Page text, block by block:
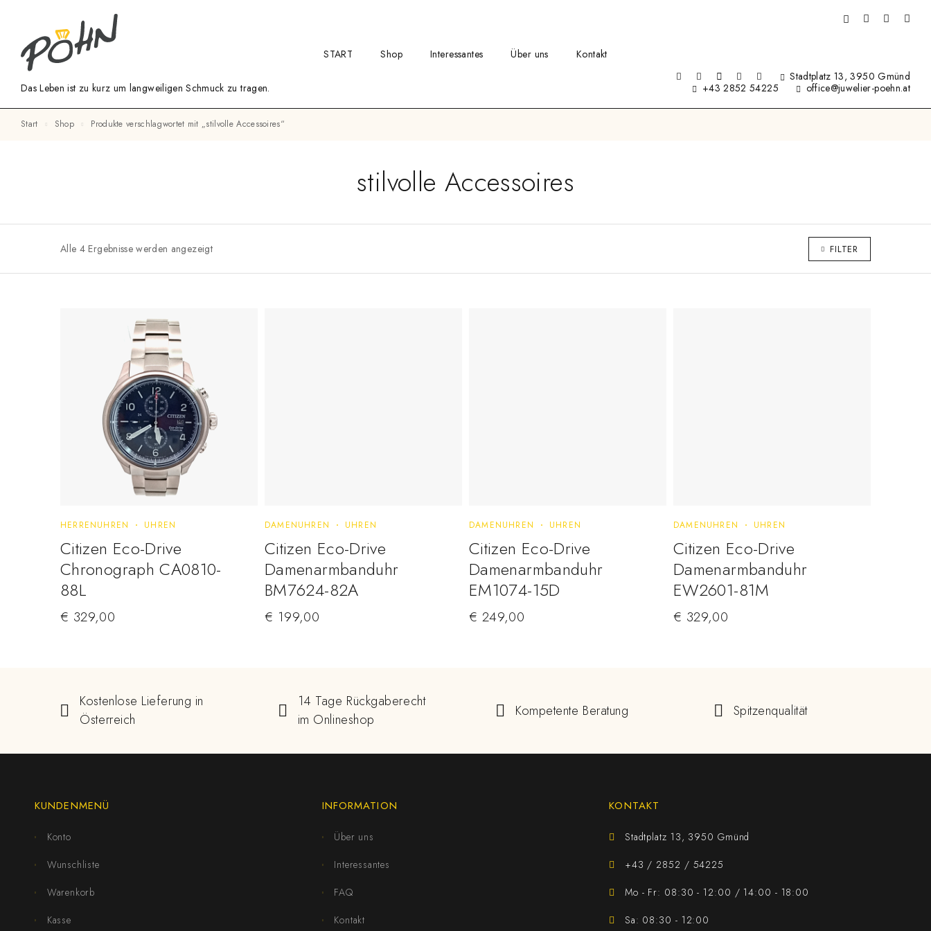
Das Leben ist zu kurz um langweiligen Schmuck zu tragen.
START Shop Interessantes Über uns
Kontakt
Stadtplatz 13, 3950 Gmünd
+43 2852 54225
office@juwelier-poehn.at
Start Shop Produkte verschlagwortet mit „stilvolle Accessoires“
stilvolle Accessoires
Alle 4 Ergebnisse werden angezeigt FILTER
HERRENUHREN UHREN
Citizen Eco-Drive
Chronograph CA0810-
88L
€ 329,00
DAMENUHREN UHREN
Citizen Eco-Drive
Damenarmbanduhr
BM7624-82A
€ 199,00
DAMENUHREN UHREN
Citizen Eco-Drive
Damenarmbanduhr
EM1074-15D
€ 249,00
DAMENUHREN UHREN
Citizen Eco-Drive
Damenarmbanduhr
EW2601-81M
€ 329,00
Kostenlose Lieferung in
Österreich
14 Tage Rückgaberecht
im Onlineshop
Kompetente Beratung Spitzenqualität
KUNDENMENÜ
Konto
Wunschliste
Warenkorb
Kasse
INFORMATION
Über uns
Interessantes
FAQ
Kontakt
KONTAKT
Stadtplatz 13, 3950 Gmünd
+43 / 2852 / 54225
Mo - Fr: 08:30 - 12:00 / 14:00 - 18:00
Sa: 08:30 - 12:00